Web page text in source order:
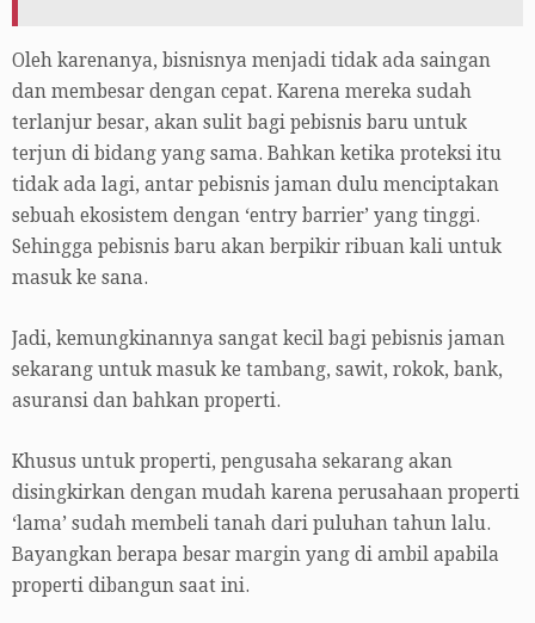
Oleh karenanya, bisnisnya menjadi tidak ada saingan
dan membesar dengan cepat. Karena mereka sudah
terlanjur besar, akan sulit bagi pebisnis baru untuk
terjun di bidang yang sama. Bahkan ketika proteksi itu
tidak ada lagi, antar pebisnis jaman dulu menciptakan
sebuah ekosistem dengan ‘entry barrier’ yang tinggi.
Sehingga pebisnis baru akan berpikir ribuan kali untuk
masuk ke sana.
Jadi, kemungkinannya sangat kecil bagi pebisnis jaman
sekarang untuk masuk ke tambang, sawit, rokok, bank,
asuransi dan bahkan properti.
Khusus untuk properti, pengusaha sekarang akan
disingkirkan dengan mudah karena perusahaan properti
‘lama’ sudah membeli tanah dari puluhan tahun lalu.
Bayangkan berapa besar margin yang di ambil apabila
properti dibangun saat ini.